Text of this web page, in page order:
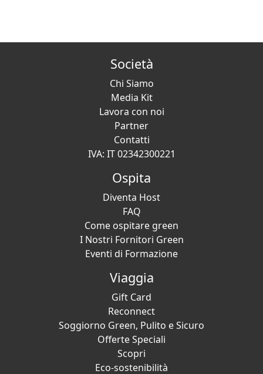
Società
Chi Siamo
Media Kit
Lavora con noi
Partner
Contatti
IVA: IT 02342300221
Ospita
Diventa Host
FAQ
Come ospitare green
I Nostri Fornitori Green
Eventi di Formazione
Viaggia
Gift Card
Reconnect
Soggiorno Green, Pulito e Sicuro
Offerte Speciali
Scopri
Eco-sostenibilità